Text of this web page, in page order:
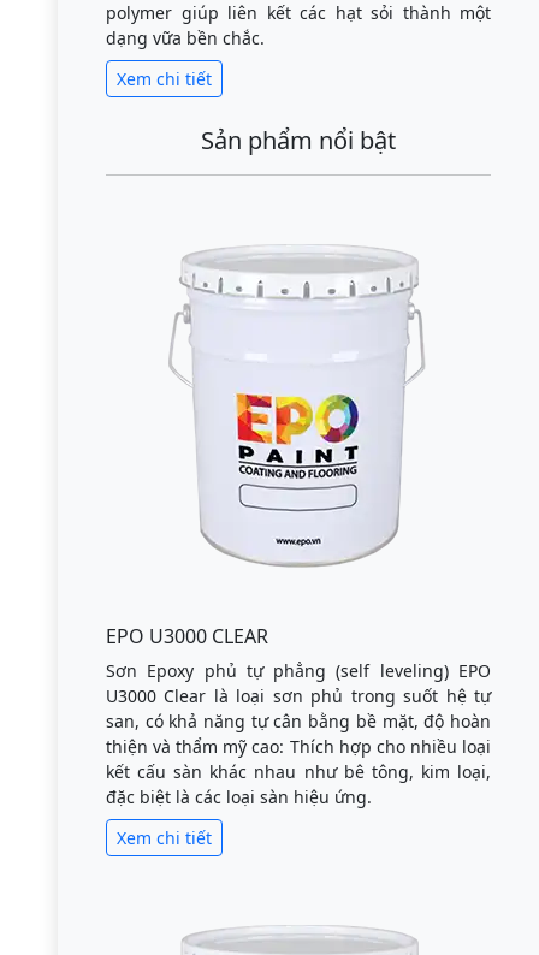
polymer giúp liên kết các hạt sỏi thành một
dạng vữa bền chắc.
Xem chi tiết
Sản phẩm nổi bật
EPO U3000 CLEAR
Sơn Epoxy phủ tự phẳng (self leveling) EPO
U3000 Clear là loại sơn phủ trong suốt hệ tự
san, có khả năng tự cân bằng bề mặt, độ hoàn
thiện và thẩm mỹ cao: Thích hợp cho nhiều loại
kết cấu sàn khác nhau như bê tông, kim loại,
đặc biệt là các loại sàn hiệu ứng.
Xem chi tiết